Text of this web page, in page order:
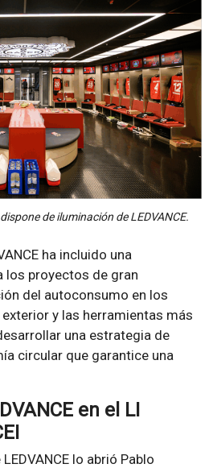
de iluminación de LEDVANCE.
ha incluido una
los proyectos de gran
del autoconsumo en los
y las herramientas más
una estrategia de
circular que garantice una
en el LI
lo abrió Pablo